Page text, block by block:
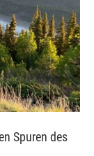
Spuren des